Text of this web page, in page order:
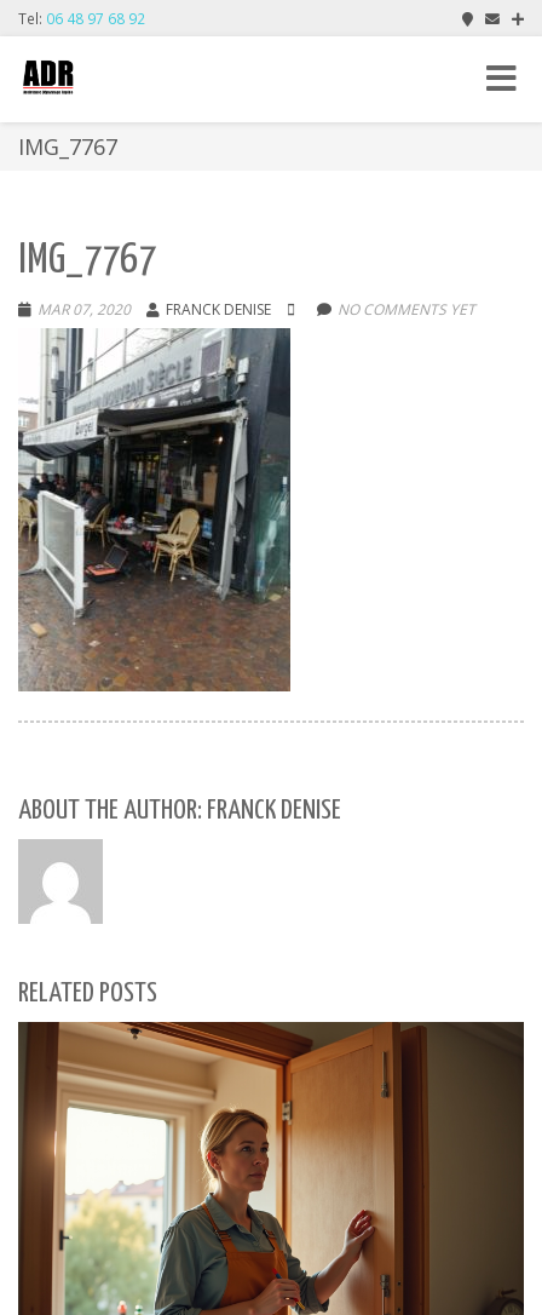
Tel: 06 48 97 68 92
Toggle
IMG_7767
IMG_7767
MAR 07, 2020 FRANCK DENISE NO COMMENTS YET
ABOUT THE AUTHOR: FRANCK DENISE
RELATED POSTS